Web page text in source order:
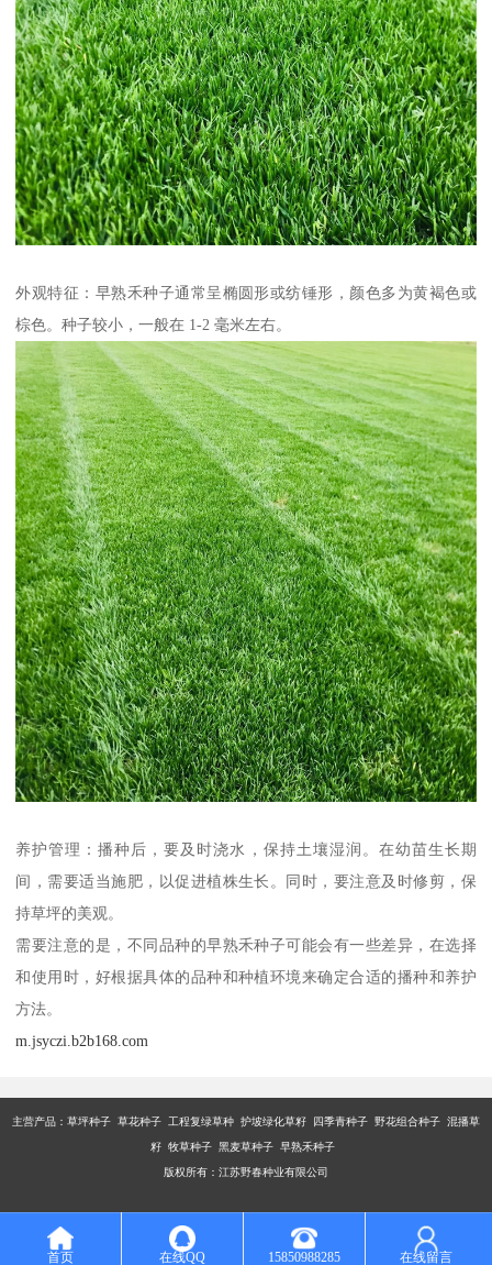
外观特征：早熟禾种子通常呈椭圆形或纺锤形，颜色多为黄褐色或
棕色。种子较小，一般在 1-2 毫米左右。
养护管理：播种后，要及时浇水，保持土壤湿润。在幼苗生长期
间，需要适当施肥，以促进植株生长。同时，要注意及时修剪，保
持草坪的美观。
需要注意的是，不同品种的早熟禾种子可能会有一些差异，在选择
和使用时，好根据具体的品种和种植环境来确定合适的播种和养护
方法。
m.jsyczi.b2b168.com
主营产品： 草坪种子 草花种子 工程复绿草种 护坡绿化草籽 四季青种子 野花组合种子 混播草
籽 牧草种子 黑麦草种子 早熟禾种子
版权所有：江苏野春种业有限公司
首页 在线QQ 15850988285 在线留言